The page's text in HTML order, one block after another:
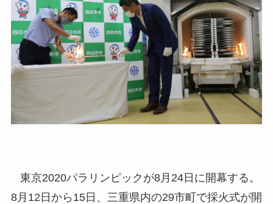
東京2020パラリンピックが8月24日に開幕する。
8月12日から15日、三重県内の29市町で採火式が開